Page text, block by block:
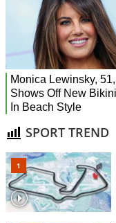
SPORT TREND